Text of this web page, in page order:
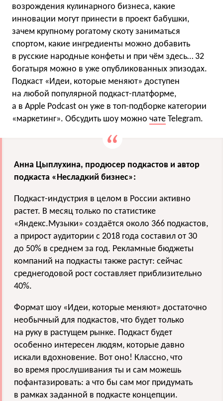
возрождения кулинарного бизнеса, какие
инновации могут принести в проект бабушки,
зачем крупному рогатому скоту заниматься
спортом, какие ингредиенты можно добавить
в русские народные конфеты и при чём здесь… 32
богатыря можно в уже опубликованных эпизодах.
Подкаст «Идеи, которые меняют» доступен
на любой популярной подкаст-платформе,
а в Apple Podcast он уже в топ-подборке категории
«маркетинг». Обсудить шоу можно чате Telegram.
Анна Цыплухина, продюсер подкастов и автор
подкаста «Несладкий бизнес»:
Подкаст-индустрия в целом в России активно
растет. В месяц только по статистике
«Яндекс.Музыки» создаётся около 366 подкастов,
а прирост аудитории с 2018 года составил от 30
до 50% в среднем за год. Рекламные бюджеты
компаний на подкасты также растут: сейчас
среднегодовой рост составляет приблизительно
40%.
Формат шоу «Идеи, которые меняют» достаточно
необычный для подкастов, что будет только
на руку в растущем рынке. Подкаст будет
особенно интересен людям, которые давно
искали вдохновение. Вот оно! Классно, что
во время прослушивания ты и сам можешь
пофантазировать: а что бы сам мог придумать
в рамках заданной в подкасте концепции.